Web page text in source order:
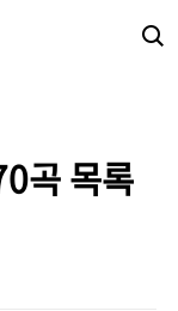
곡 목록